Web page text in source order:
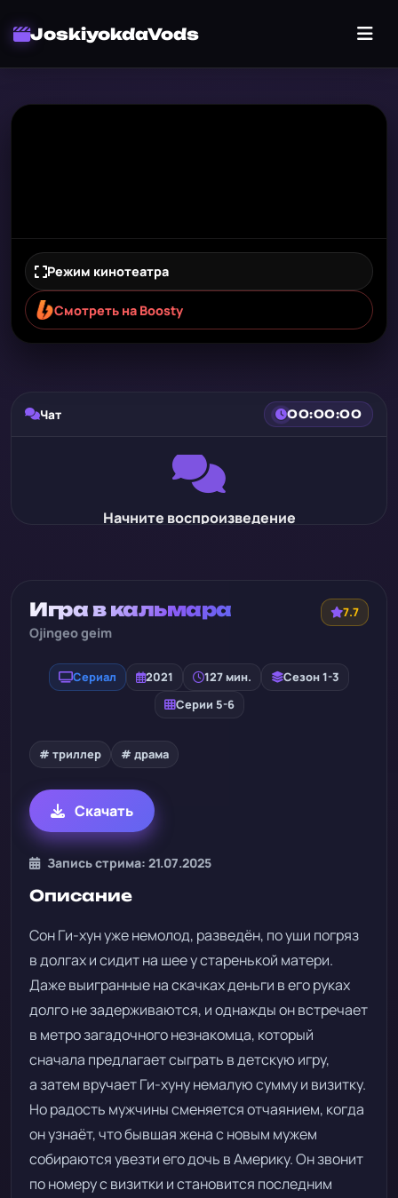
JoskiyokdaVods
Режим кинотеатра
Смотреть на Boosty
Чат 00:00:00
Начните воспроизведение
Игра в кальмара
Ojingeo geim
7.7
Сериал 2021 127 мин.
Сезон 1-3
Серии 5-6
# триллер # драма
Скачать
Запись стрима: 21.07.2025
Описание
Сон Ги-хун уже немолод, разведён, по уши погряз
в долгах и сидит на шее у старенькой матери.
Даже выигранные на скачках деньги в его руках
долго не задерживаются, и однажды он встречает
в метро загадочного незнакомца, который
сначала предлагает сыграть в детскую игру,
а затем вручает Ги-хуну немалую сумму и визитку.
Но радость мужчины сменяется отчаянием, когда
он узнаёт, что бывшая жена с новым мужем
собираются увезти его дочь в Америку. Он звонит
по номеру с визитки и становится последним